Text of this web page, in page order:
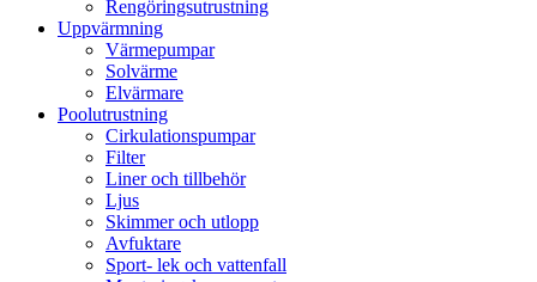
Rengöringsutrustning
Uppvärmning
Värmepumpar
Solvärme
Elvärmare
Poolutrustning
Cirkulationspumpar
Filter
Liner och tillbehör
Ljus
Skimmer och utlopp
Avfuktare
Sport- lek och vattenfall